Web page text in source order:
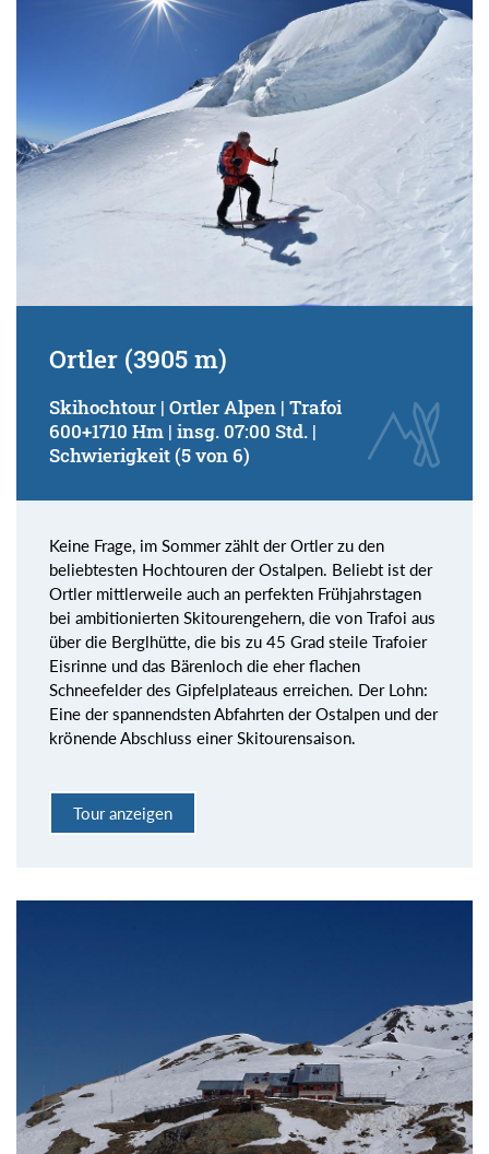
Ortler (3905 m)
Skihochtour | Ortler Alpen | Trafoi
600+1710 Hm | insg. 07:00 Std. |
Schwierigkeit (5 von 6)
Keine Frage, im Sommer zählt der Ortler zu den
beliebtesten Hochtouren der Ostalpen. Beliebt ist der
Ortler mittlerweile auch an perfekten Frühjahrstagen
bei ambitionierten Skitourengehern, die von Trafoi aus
über die Berglhütte, die bis zu 45 Grad steile Trafoier
Eisrinne und das Bärenloch die eher flachen
Schneefelder des Gipfelplateaus erreichen. Der Lohn:
Eine der spannendsten Abfahrten der Ostalpen und der
krönende Abschluss einer Skitourensaison.
Tour anzeigen